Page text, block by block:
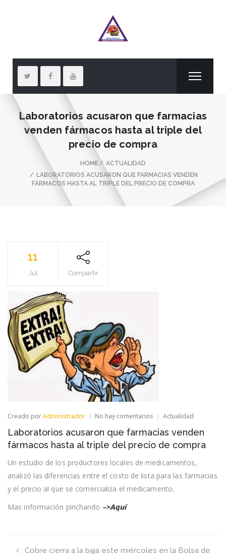
Laboratorios acusaron que farmacias
venden fármacos hasta al triple del
precio de compra
HOME
ACTUALIDAD
LABORATORIOS ACUSARON QUE FARMACIAS VENDEN
FÁRMACOS HASTA AL TRIPLE DEL PRECIO DE COMPRA
11
Jul Compartir
Creado porAdministrador No hay comentarios en
acusaron
que
farmacias
venden
fármacos
hasta
triple
Actualidad
Laboratorios acusaron que farmacias venden
fármacos hasta al triple del precio de compra
Un estudio de los productores locales de medicamentos,
analizó las diferencias entre el costo de lista para las farmacias
y el precio al que se comercializa el medicamento.
Mas información pinchando –>Aquí
Cobre cierra a la baja este miércoles en la Bolsa de